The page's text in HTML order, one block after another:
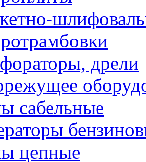
дрели
сабельные
цепные